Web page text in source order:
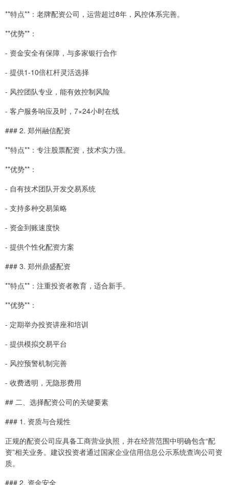
**特点**：老牌配资公司，运营超过8年，风控体系完善。
**优势**：
- 资金安全有保障，与多家银行合作
- 提供1-10倍杠杆灵活选择
- 风控团队专业，能有效控制风险
- 客户服务响应及时，7×24小时在线
### 2. 郑州融信配资
**特点**：专注股票配资，技术实力强。
**优势**：
- 自有技术团队开发交易系统
- 支持多种交易策略
- 资金到账速度快
- 提供个性化配资方案
### 3. 郑州鼎盛配资
**特点**：注重投资者教育，适合新手。
**优势**：
- 定期举办投资讲座和培训
- 提供模拟交易平台
- 风控预警机制完善
- 收费透明，无隐形费用
## 二、选择配资公司的关键要素
### 1. 资质与合规性
正规的配资公司应具备工商营业执照，并在经营范围中明确包含“配
资”相关业务。建议投资者通过国家企业信用信息公示系统查询公司资
质。
### 2. 资金安全